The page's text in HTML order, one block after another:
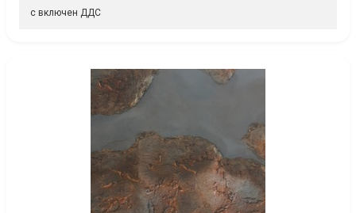
с включен ДДС